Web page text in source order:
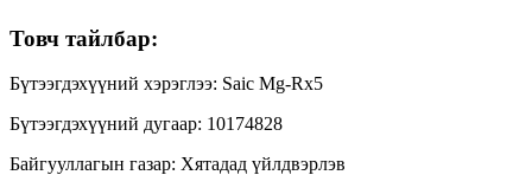
Товч тайлбар:
Бүтээгдэхүүний хэрэглээ: Saic Mg-Rx5
Бүтээгдэхүүний дугаар: 10174828
Байгууллагын газар: Хятадад үйлдвэрлэв